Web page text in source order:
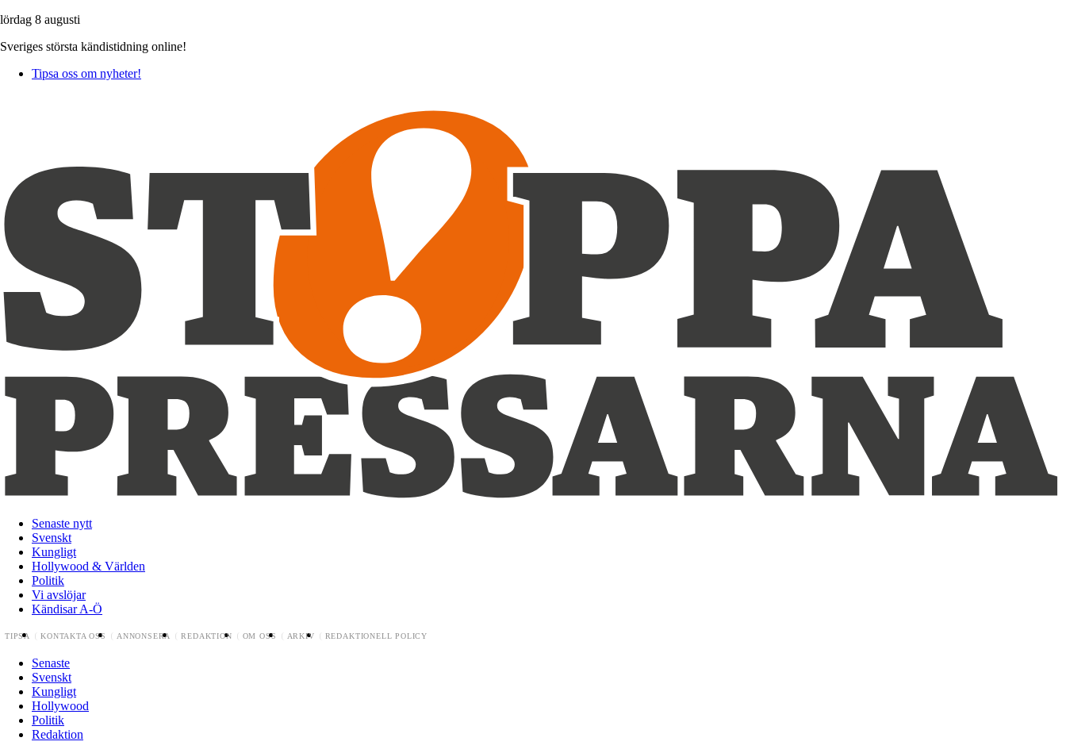
lördag 8 augusti
Sveriges största kändistidning online!
Tipsa oss om nyheter!
Senaste nytt
Svenskt
Kungligt
Hollywood & Världen
Politik
Vi avslöjar
Kändisar A-Ö
TIPSA KONTAKTA OSS ANNONSERA REDAKTION OM OSS ARKIV REDAKTIONELL POLICY
Senaste
Svenskt
Kungligt
Hollywood
Politik
Redaktion